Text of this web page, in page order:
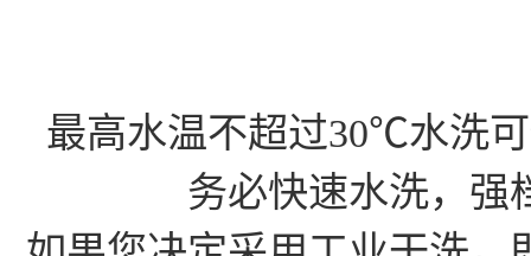
最高水温不超过30℃水洗
务必快速水洗，强